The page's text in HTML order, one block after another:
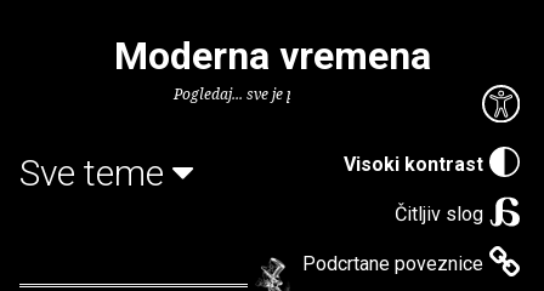
Visoki kontrast
Čitljiv slog
Podcrtane poveznice
Moderna vremena
Pogledaj... sve je puno knjiga.
Sve teme